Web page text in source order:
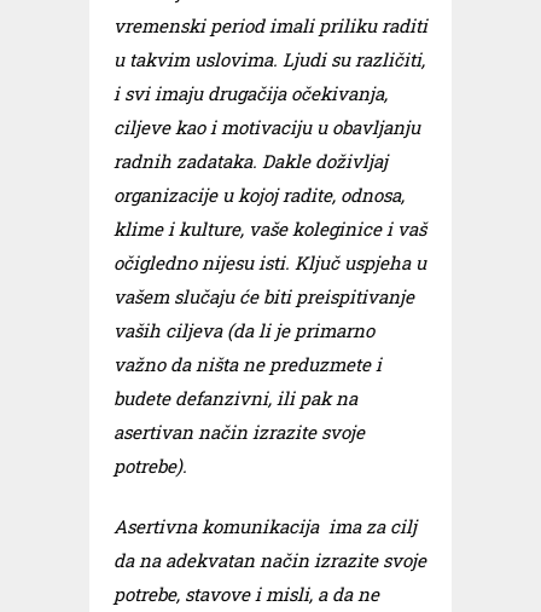
vremenski period imali priliku raditi
u takvim uslovima. Ljudi su različiti,
i svi imaju drugačija očekivanja,
ciljeve kao i motivaciju u obavljanju
radnih zadataka. Dakle doživljaj
organizacije u kojoj radite, odnosa,
klime i kulture, vaše koleginice i vaš
očigledno nijesu isti. Ključ uspjeha u
vašem slučaju će biti preispitivanje
vaših ciljeva (da li je primarno
važno da ništa ne preduzmete i
budete defanzivni, ili pak na
asertivan način izrazite svoje
potrebe).
Asertivna komunikacija ima za cilj
da na adekvatan način izrazite svoje
potrebe, stavove i misli, a da ne